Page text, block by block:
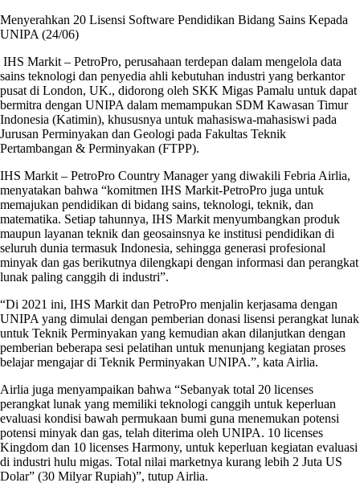
Menyerahkan 20 Lisensi Software Pendidikan Bidang Sains Kepada
UNIPA (24/06)
IHS Markit – PetroPro, perusahaan terdepan dalam mengelola data
sains teknologi dan penyedia ahli kebutuhan industri yang berkantor
pusat di London, UK., didorong oleh SKK Migas Pamalu untuk dapat
bermitra dengan UNIPA dalam memampukan SDM Kawasan Timur
Indonesia (Katimin), khususnya untuk mahasiswa-mahasiswi pada
Jurusan Perminyakan dan Geologi pada Fakultas Teknik
Pertambangan & Perminyakan (FTPP).
IHS Markit – PetroPro Country Manager yang diwakili Febria Airlia,
menyatakan bahwa “komitmen IHS Markit-PetroPro juga untuk
memajukan pendidikan di bidang sains, teknologi, teknik, dan
matematika. Setiap tahunnya, IHS Markit menyumbangkan produk
maupun layanan teknik dan geosainsnya ke institusi pendidikan di
seluruh dunia termasuk Indonesia, sehingga generasi profesional
minyak dan gas berikutnya dilengkapi dengan informasi dan perangkat
lunak paling canggih di industri”.
“Di 2021 ini, IHS Markit dan PetroPro menjalin kerjasama dengan
UNIPA yang dimulai dengan pemberian donasi lisensi perangkat lunak
untuk Teknik Perminyakan yang kemudian akan dilanjutkan dengan
pemberian beberapa sesi pelatihan untuk menunjang kegiatan proses
belajar mengajar di Teknik Perminyakan UNIPA.”, kata Airlia.
Airlia juga menyampaikan bahwa “Sebanyak total 20 licenses
perangkat lunak yang memiliki teknologi canggih untuk keperluan
evaluasi kondisi bawah permukaan bumi guna menemukan potensi
potensi minyak dan gas, telah diterima oleh UNIPA. 10 licenses
Kingdom dan 10 licenses Harmony, untuk keperluan kegiatan evaluasi
di industri hulu migas. Total nilai marketnya kurang lebih 2 Juta US
Dolar” (30 Milyar Rupiah)”, tutup Airlia.